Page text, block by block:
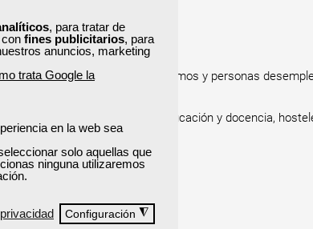
, para tratar de
fines publicitarios, para
anuncios, marketing
trata Google la
en la web sea
solo aquellas que
ninguna utilizaremos
Configuración ◮
para trabajadores, autónomos y personas
a ti: online, presencial o mixta.
comercio y marketing, educación y docencia,